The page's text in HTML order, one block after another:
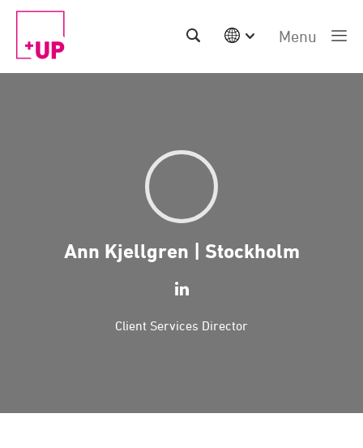
Menu
Ann Kjellgren | Stockholm
Client Services Director